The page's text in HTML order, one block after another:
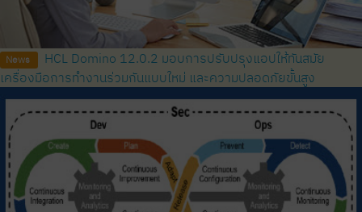
News
HCL Domino 12.0.2 มอบการปรับปรุงแอปให้ทันสมัย ​​
เครื่องมือการทำงานร่วมกันแบบใหม่ และความปลอดภัยขั้นสูง